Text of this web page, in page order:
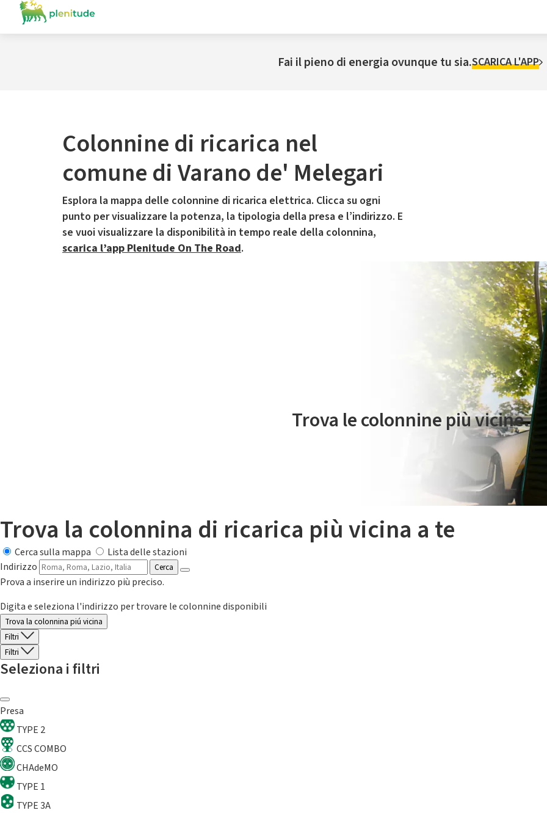
Fai il pieno di energia ovunque tu sia.SCARICA L'APP
Colonnine di ricarica nel
comune di Varano de' Melegari
Esplora la mappa delle colonnine di ricarica elettrica. Clicca su ogni
punto per visualizzare la potenza, la tipologia della presa e l’indirizzo. E
se vuoi visualizzare la disponibilità in tempo reale della colonnina,
scarica l’app Plenitude On The Road.
Il servizio di mobilità elettrica è gestito da Plenitude On The Road
Trova le colonnine più vicine.
Trova la colonnina di ricarica più vicina a te
Cerca sulla mappa
Lista delle stazioni
Indirizzo
Cerca
Prova a inserire un indirizzo più preciso.
Digita e seleziona l'indirizzo per trovare le colonnine disponibili
Trova la colonnina piú vicina
Filtri
Filtri
Seleziona i filtri
Presa
TYPE 2
CCS COMBO
CHAdeMO
TYPE 1
TYPE 3A